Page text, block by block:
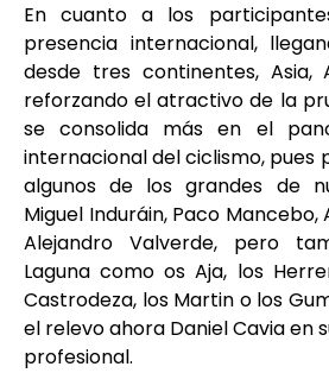
En cuanto a los
presencia internacional,
desde tres continentes, Asia,
reforzando el atractivo de la
se consolida más en el
internacional del ciclismo, pues
algunos de los grandes de
Miguel Induráin, Paco
Alejandro Valverde, pero
Laguna como os Aja, los
Castrodeza, los Martin o los
el relevo ahora Daniel Cavia en
profesional.